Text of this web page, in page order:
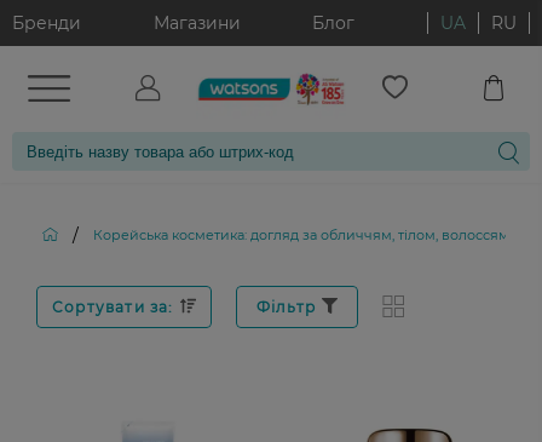
Бренди Магазини Блог UA RU
/ Корейська косметика: догляд за обличчям, тілом, волоссям і
Сортувати за: Фільтр